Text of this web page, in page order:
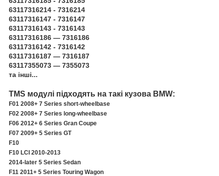
63117316214 - 7316214
63117316147 - 7316147
63117316143 - 7316143
63117316186 — 7316186
63117316142 - 7316142
63117316187 — 7316187
63117355073 — 7355073
та інші...
TMS модулі підходять на такі кузова BMW:
F01 2008+ 7 Series short-wheelbase
F02 2008+ 7 Series long-wheelbase
F06 2012+ 6 Series Gran Coupe
F07 2009+ 5 Series GT
F10
F10 LCI 2010-2013
2014-later 5 Series Sedan
F11 2011+ 5 Series Touring Wagon